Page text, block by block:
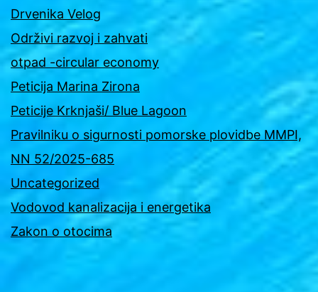
Drvenika Velog
Održivi razvoj i zahvati
otpad -circular economy
Peticija Marina Zirona
Peticije Krknjaši/ Blue Lagoon
Pravilniku o sigurnosti pomorske plovidbe MMPI,
NN 52/2025-685
Uncategorized
Vodovod kanalizacija i energetika
Zakon o otocima